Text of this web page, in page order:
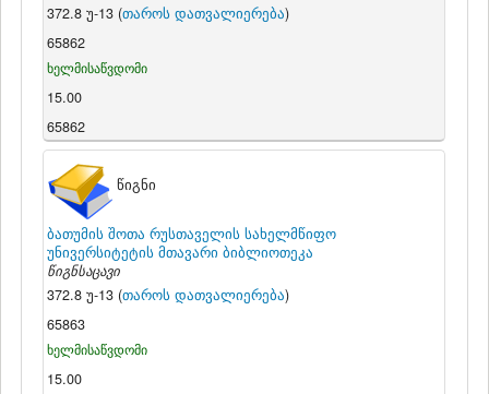
372.8 უ-13 (თაროს დათვალიერება)
65862
ხელმისაწვდომი
15.00
65862
წიგნი
ბათუმის შოთა რუსთაველის სახელმწიფო
უნივერსიტეტის მთავარი ბიბლიოთეკა
წიგნსაცავი
372.8 უ-13 (თაროს დათვალიერება)
65863
ხელმისაწვდომი
15.00